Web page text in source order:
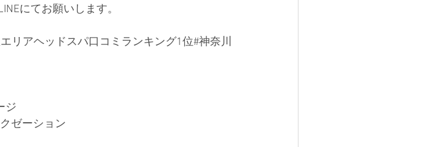
にてお願いします。
リアヘッドスパ口コミランキング1位#神奈川
ジ
ゼーション